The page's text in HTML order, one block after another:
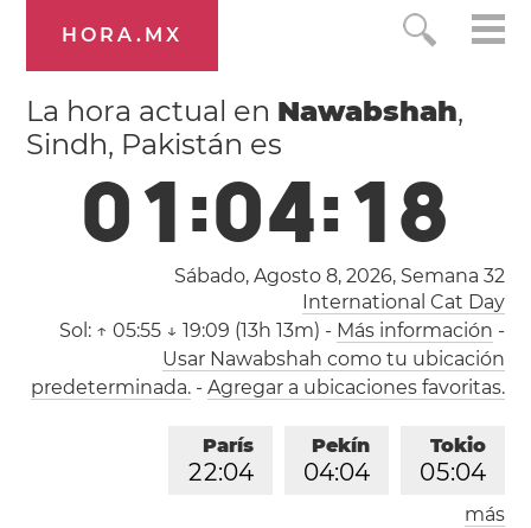
HORA.MX
La hora actual en Nawabshah,
Sindh, Pakistán es
01:04:19
Sábado, Agosto 8, 2026, Semana 32
International Cat Day
Sol: ↑ 05:55 ↓ 19:09 (13h 13m) - Más información -
Usar Nawabshah como tu ubicación
predeterminada.- Agregar a ubicaciones favoritas.
Tokio
05:04
Pekín
04:04
París
22:04
más